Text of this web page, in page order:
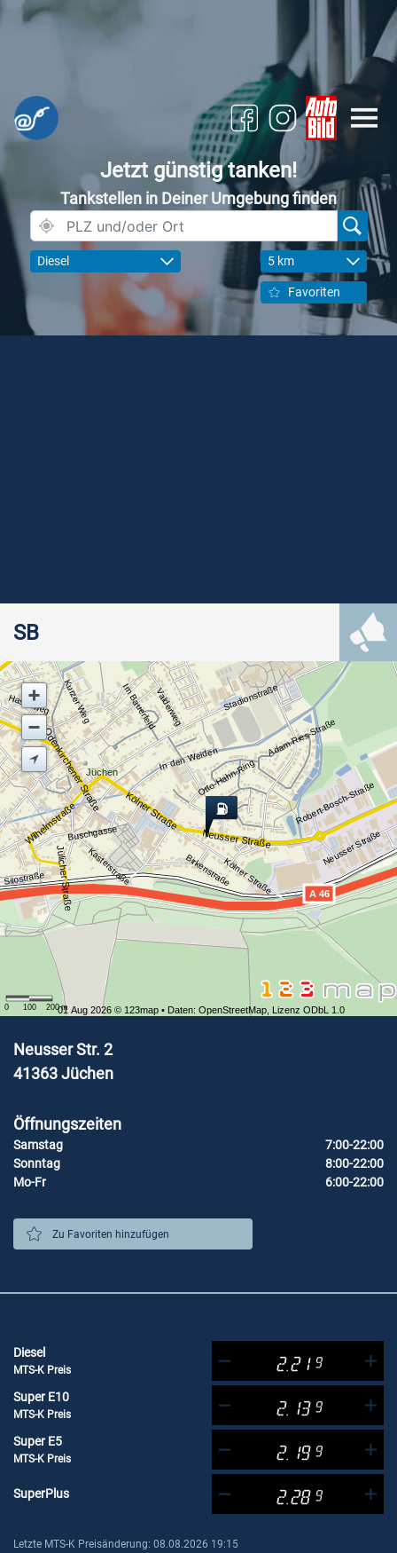
Jetzt günstig tanken!
Tankstellen in Deiner Umgebung finden
Diesel 5 km
Favoriten
SB
Jüchen
A 46
Odenkirchener Straße Kölner Straße
Neusser Straße
Jülicher Straße
Wilhelmstraße Robert-Bosch-Straße
Kölner Straße
Valderweg Stadionstraße
Kurzer Weg
Hasenweg
Kasterstraße
In den Weiden
Birkenstraße
Silostraße
Neusser Straße
Otto-Hahn-Ring
Buschgasse
Im Bauerfeld
Adam-Ries-Straße
0 100 200 m
01 Aug 2026 © 123map • Daten: OpenStreetMap Lizenz ODbL 1.0
Neusser Str. 2
41363Jüchen
Öffnungszeiten
Samstag
7:00-22:00
Sonntag
8:00-22:00
Mo-Fr
6:00-22:00
Zu Favoriten hinzufügen
Diesel
MTS-K Preis 2.21 9
Super E10
MTS-K Preis 2.13 9
Super E5
MTS-K Preis 2.19 9
SuperPlus 2.28 9
Letzte MTS-K Preisänderung: 08.08.2026 19:15